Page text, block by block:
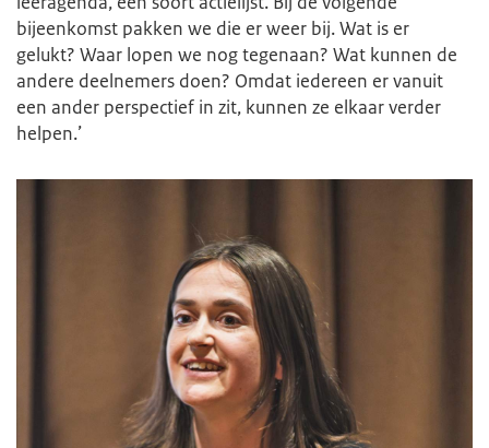
bijeenkomst pakken we die er weer bij. Wat is er
gelukt? Waar lopen we nog tegenaan? Wat kunnen de
andere deelnemers doen? Omdat iedereen er vanuit
een ander perspectief in zit, kunnen ze elkaar verder
helpen.’